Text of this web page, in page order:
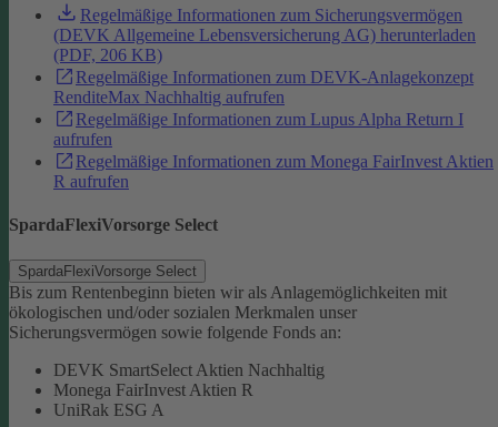
Regelmäßige Informationen zum Sicherungsvermögen
(DEVK Allgemeine Lebensversicherung AG) herunterladen
(PDF, 206 KB)
Regelmäßige Informationen zum DEVK-Anlagekonzept
RenditeMax Nachhaltig aufrufen
Regelmäßige Informationen zum Lupus Alpha Return I
aufrufen
Regelmäßige Informationen zum Monega FairInvest Aktien
R aufrufen
SpardaFlexiVorsorge Select
SpardaFlexiVorsorge Select
Bis zum Rentenbeginn bieten wir als Anlagemöglichkeiten mit
ökologischen und/oder sozialen Merkmalen unser
Sicherungsvermögen sowie folgende Fonds an:
DEVK SmartSelect Aktien Nachhaltig
Monega FairInvest Aktien R
UniRak ESG A